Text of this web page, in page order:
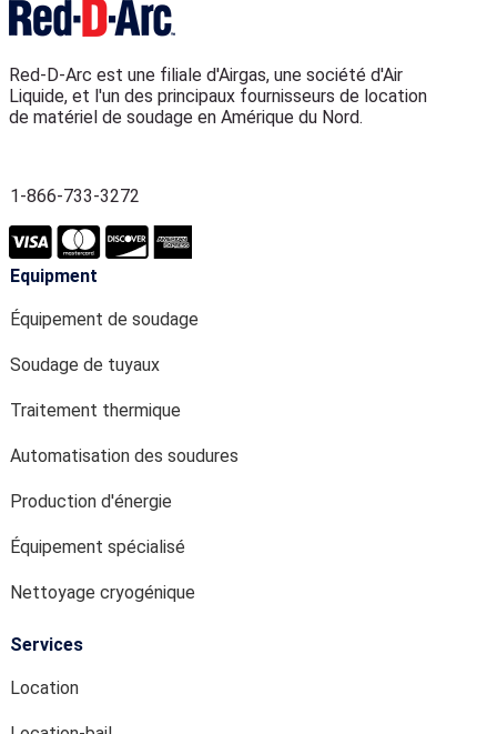
Red-D-Arc est une filiale d'Airgas, une société d'Air
Liquide, et l'un des principaux fournisseurs de location
de matériel de soudage en Amérique du Nord.
1-866-733-3272
Equipment
Équipement de soudage
Soudage de tuyaux
Traitement thermique
Automatisation des soudures
Production d'énergie
Équipement spécialisé
Nettoyage cryogénique
Services
Location